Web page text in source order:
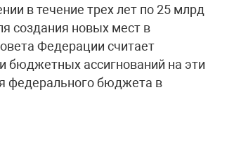
в течение трех лет по 25 млрд
создания новых мест в
Федерации считает
бюджетных ассигнований на эти
федерального бюджета в